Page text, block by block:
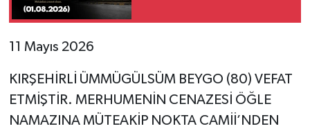
11 Mayıs 2026
KIRŞEHİRLİ ÜMMÜGÜLSÜM BEYGO (80) VEFAT
ETMİŞTİR. MERHUMENİN CENAZESİ ÖĞLE
NAMAZINA MÜTEAKİP NOKTA CAMİİ’NDEN